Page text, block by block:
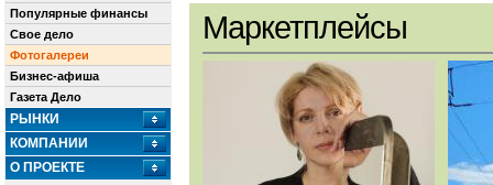
Популярные финансы
Свое дело
Фотогалереи
Бизнес-афиша
Газета Дело
РЫНКИ
КОМПАНИИ
О ПРОЕКТЕ
Маркетплейсы